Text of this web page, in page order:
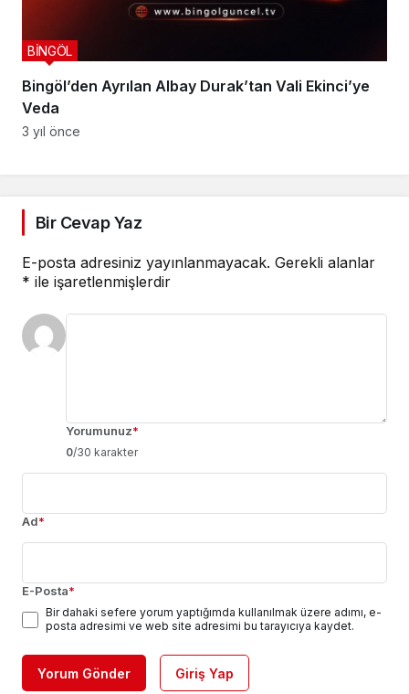
Bingöl’den Ayrılan Albay Durak’tan Vali Ekinci’ye
Veda
BİNGÖL
3 yıl önce
Bir Cevap Yaz
E-posta adresiniz yayınlanmayacak. Gerekli alanlar
* ile işaretlenmişlerdir
Yorumunuz*
0/30 karakter
Ad*
E-Posta*
Bir dahaki sefere yorum yaptığımda kullanılmak üzere adımı, e-
posta adresimi ve web site adresimi bu tarayıcıya kaydet.
Yorum Gönder Giriş Yap